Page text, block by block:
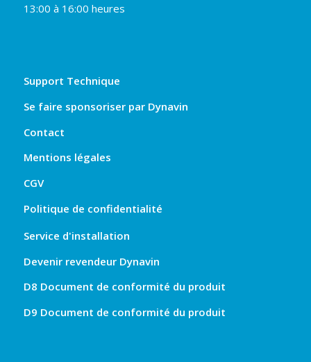
13:00 à 16:00 heures
Support Technique
Se faire sponsoriser par Dynavin
Contact
Mentions légales
CGV
Politique de confidentialité
Service d'installation
Devenir revendeur Dynavin
D8 Document de conformité du produit
D9 Document de conformité du produit